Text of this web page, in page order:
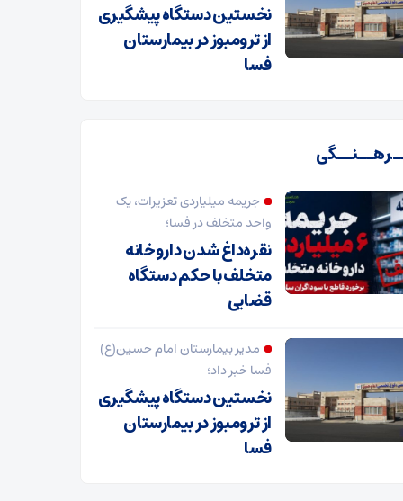
نخستین دستگاه پیشگیری
از ترومبوز در بیمارستان
فسا
جریمه میلیاردی تعزیرات، یک
واحد متخلف در فسا؛
نقره‌داغ شدن داروخانه
متخلف با حکم دستگاه
قضایی
مدیر بیمارستان امام حسین(ع)
فسا خبر داد؛
نخستین دستگاه پیشگیری
از ترومبوز در بیمارستان
فسا